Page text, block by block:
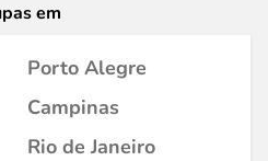
em
Porto Alegre
Campinas
Rio de Janeiro